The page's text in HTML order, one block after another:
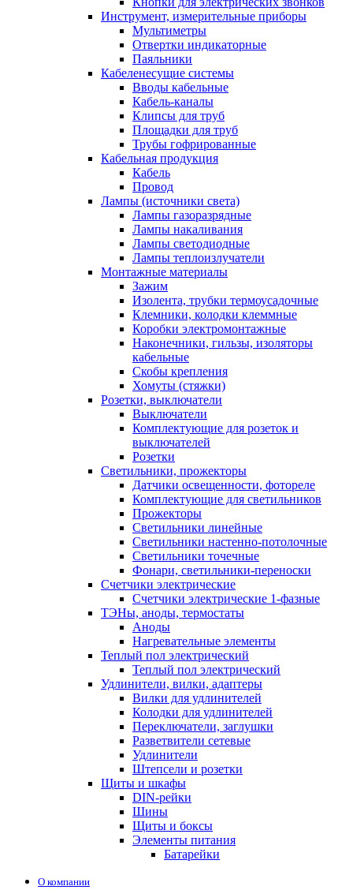
Инструмент, измерительные приборы
Мультиметры
Отвертки индикаторные
Паяльники
Кабеленесущие системы
Вводы кабельные
Кабель-каналы
Клипсы для труб
Площадки для труб
Трубы гофрированные
Кабельная продукция
Кабель
Провод
Лампы (источники света)
Лампы газоразрядные
Лампы накаливания
Лампы светодиодные
Лампы теплоизлучатели
Монтажные материалы
Зажим
Изолента, трубки термоусадочные
Клемники, колодки клеммные
Коробки электромонтажные
Наконечники, гильзы, изоляторы
кабельные
Скобы крепления
Хомуты (стяжки)
Розетки, выключатели
Выключатели
Комплектующие для розеток и
выключателей
Розетки
Светильники, прожекторы
Датчики освещенности, фотореле
Комплектующие для светильников
Прожекторы
Светильники линейные
Светильники настенно-потолочные
Светильники точечные
Фонари, светильники-переноски
Счетчики электрические
Счетчики электрические 1-фазные
ТЭНы, аноды, термостаты
Аноды
Нагревательные элементы
Теплый пол электрический
Теплый пол электрический
Удлинители, вилки, адаптеры
Вилки для удлинителей
Колодки для удлинителей
Переключатели, заглушки
Разветвители сетевые
Удлинители
Штепсели и розетки
Щиты и шкафы
DIN-рейки
Шины
Щиты и боксы
Элементы питания
Батарейки
О компании